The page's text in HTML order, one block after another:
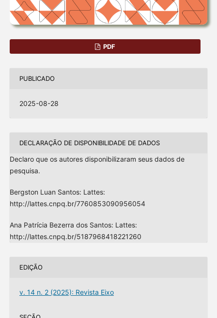
PDF
PUBLICADO
2025-08-28
DECLARAÇÃO DE DISPONIBILIDADE DE DADOS
Declaro que os autores disponibilizaram seus dados de
pesquisa.
Bergston Luan Santos: Lattes:
http://lattes.cnpq.br/7760853090956054
Ana Patrícia Bezerra dos Santos: Lattes:
http://lattes.cnpq.br/5187968418221260
EDIÇÃO
v. 14 n. 2 (2025): Revista Eixo